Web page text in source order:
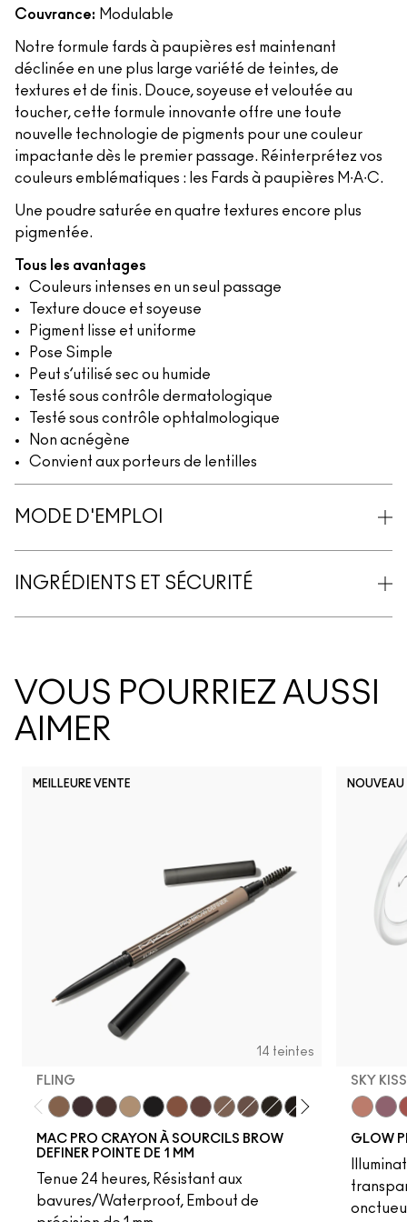
Couvrance: Modulable
Notre formule fards à paupières est maintenant
déclinée en une plus large variété de teintes, de
textures et de finis. Douce, soyeuse et veloutée au
toucher, cette formule innovante offre une toute
nouvelle technologie de pigments pour une couleur
impactante dès le premier passage. Réinterprétez vos
couleurs emblématiques : les Fards à paupières M∙A∙C.
Une poudre saturée en quatre textures encore plus
pigmentée.
Tous les avantages
Couleurs intenses en un seul passage
Texture douce et soyeuse
Pigment lisse et uniforme
Pose Simple
Peut s’utilisé sec ou humide
Testé sous contrôle dermatologique
Testé sous contrôle ophtalmologique
Non acnégène
Convient aux porteurs de lentilles
MODE D'EMPLOI
INGRÉDIENTS ET SÉCURITÉ
VOUS POURRIEZ AUSSI
AIMER
MEILLEURE VENTE
14 teintes
FLING
Genuine Aubergine
Omega
OnyxPenny
MAC PRO CRAYON À SOURCILS BROW
DEFINER POINTE DE 1 MM
Tenue 24 heures, Résistant aux
bavures/Waterproof, Embout de
NOUVEAU
SKY
GLOW